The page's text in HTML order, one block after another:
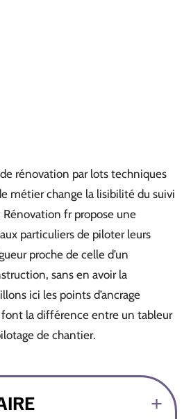
rénovation par lots techniques
métier change la lisibilité du suivi
fr propose une
particuliers de piloter leurs
proche de celle d’un
sans en avoir la
ici les points d’ancrage
la différence entre un tableur
de chantier.